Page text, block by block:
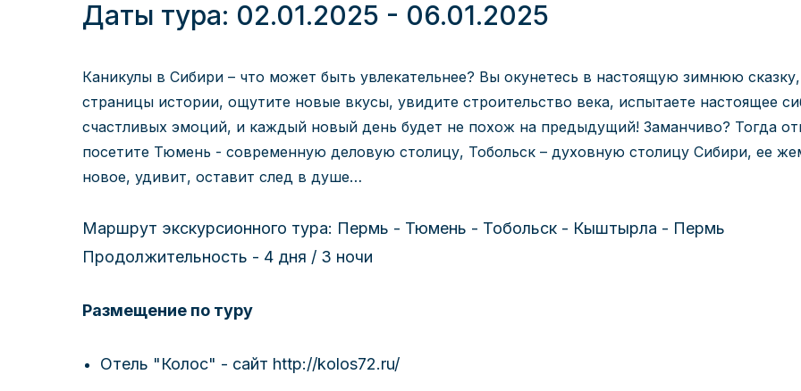
Даты тура: 02.01.2025 - 06.01.2025
Каникулы в Сибири – что может быть увлекательнее? Вы окунетесь в настоящую зимнюю
страницы истории, ощутите новые вкусы, увидите строительство века, испытаете настоящее
счастливых эмоций, и каждый новый день будет не похож на предыдущий! Заманчиво? Тогда
посетите Тюмень - современную деловую столицу, Тобольск – духовную столицу Сибири, ее
новое, удивит, оставит след в душе…
Маршрут экскурсионного тура: Пермь - Тюмень - Тобольск - Кыштырла - Пермь
Продолжительность - 4 дня / 3 ночи
Размещение по туру
Отель "Колос" - сайт http://kolos72.ru/